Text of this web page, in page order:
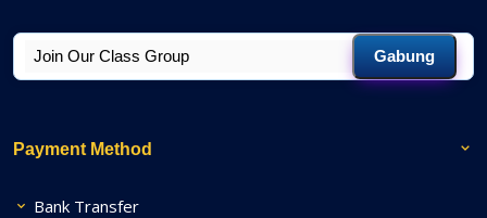
Gabung
Payment Method
Bank Transfer